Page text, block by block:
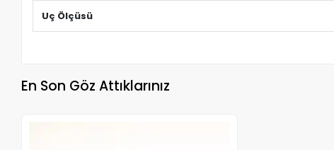
Uç Ölçüsü
En Son Göz Attıklarınız